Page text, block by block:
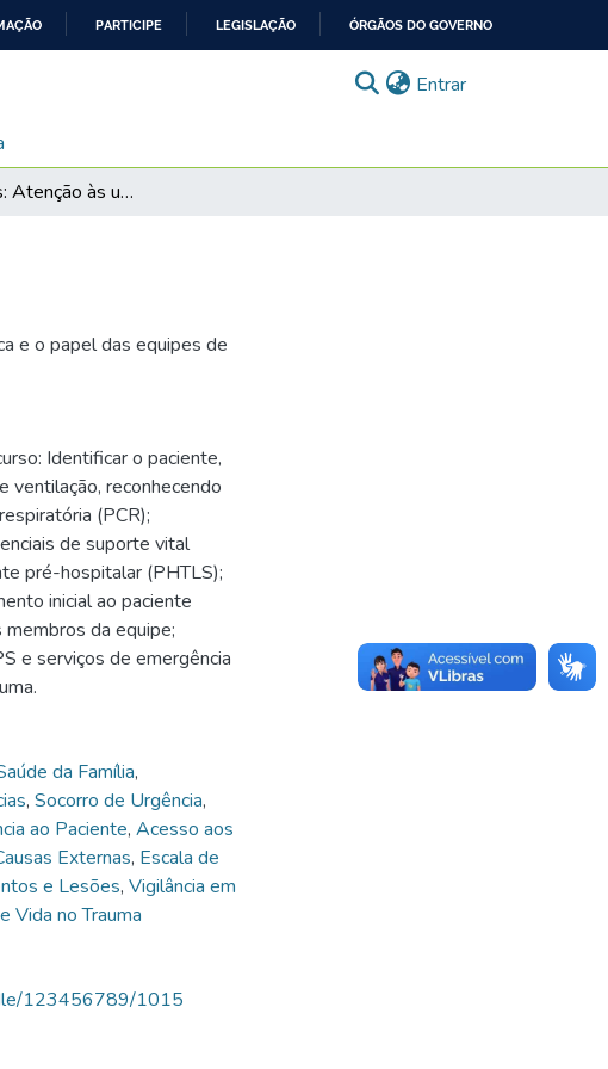
PARTICIPE LEGISLAÇÃO ÓRGÃOS DO GOVERNO
Entrar(current)
Caso Marcos: Atenção às urgências
e o papel das equipes de
Identificar o paciente,
ventilação, reconhecendo
(PCR);
de suporte vital
pré-hospitalar (PHTLS);
inicial ao paciente
da equipe;
e serviços de emergência
da Família,
, Socorro de Urgência,
ao Paciente, Acesso aos
Externas, Escala de
e Lesões, Vigilância em
Vida no Trauma
123456789/1015